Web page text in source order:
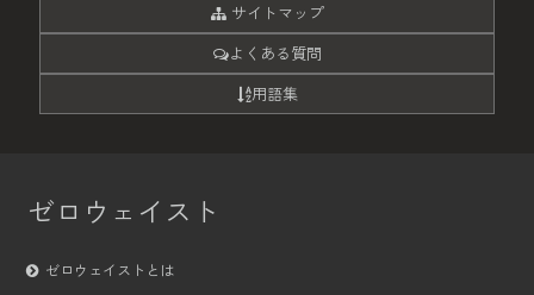
サイトマップ
よくある質問
用語集
ゼロウェイスト
ゼロウェイストとは